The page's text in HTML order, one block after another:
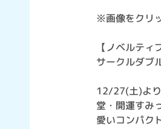
※画像をクリ
【ノベルティ
サークルダブ
12/27(土)よ
堂・開運すみ
愛いコンパク